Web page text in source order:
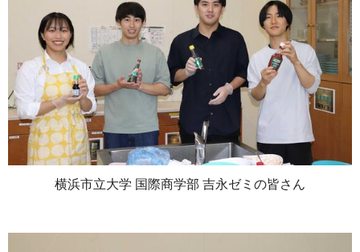
横浜市立大学 国際商学部 吉永ゼミの皆さん